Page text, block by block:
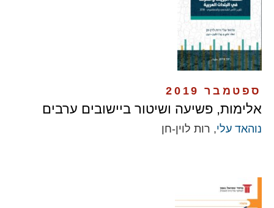
ספטמבר 2019
אלימות, פשיעה ושיטור ביישובים ערבים
נוהאד עלי, רות לוין-חן